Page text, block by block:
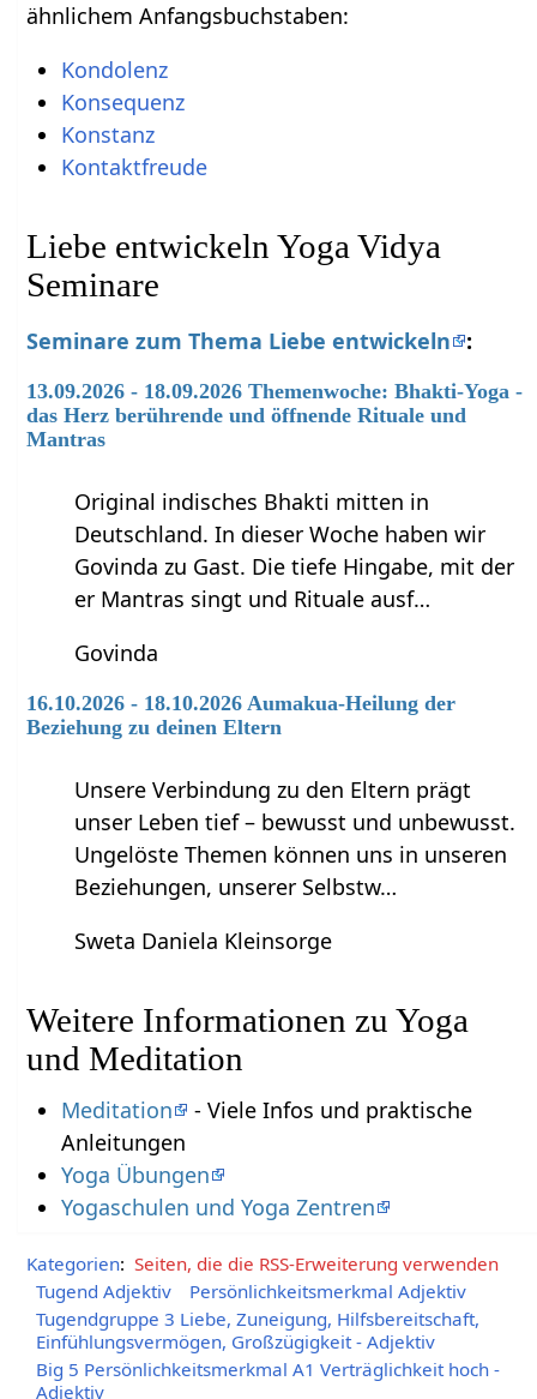
ähnlichem Anfangsbuchstaben:
Kondolenz
Konsequenz
Konstanz
Kontaktfreude
Liebe entwickeln Yoga Vidya
Seminare
Seminare zum Thema Liebe entwickeln :
13.09.2026 - 18.09.2026 Themenwoche: Bhakti-Yoga -
das Herz berührende und öffnende Rituale und
Mantras
Original indisches Bhakti mitten in
Deutschland. In dieser Woche haben wir
Govinda zu Gast. Die tiefe Hingabe, mit der
er Mantras singt und Rituale ausf…
Govinda
16.10.2026 - 18.10.2026 Aumakua-Heilung der
Beziehung zu deinen Eltern
Unsere Verbindung zu den Eltern prägt
unser Leben tief – bewusst und unbewusst.
Ungelöste Themen können uns in unseren
Beziehungen, unserer Selbstw…
Sweta Daniela Kleinsorge
Weitere Informationen zu Yoga
und Meditation
Meditation
- Viele Infos und praktische
Anleitungen
Yoga Übungen
Yogaschulen und Yoga Zentren
Kategorien: Seiten, die die RSS-Erweiterung verwenden
Tugend Adjektiv
Persönlichkeitsmerkmal Adjektiv
Tugendgruppe 3 Liebe, Zuneigung, Hilfsbereitschaft,
Einfühlungsvermögen, Großzügigkeit - Adjektiv
Big 5 Persönlichkeitsmerkmal A1 Verträglichkeit hoch -
Adjektiv